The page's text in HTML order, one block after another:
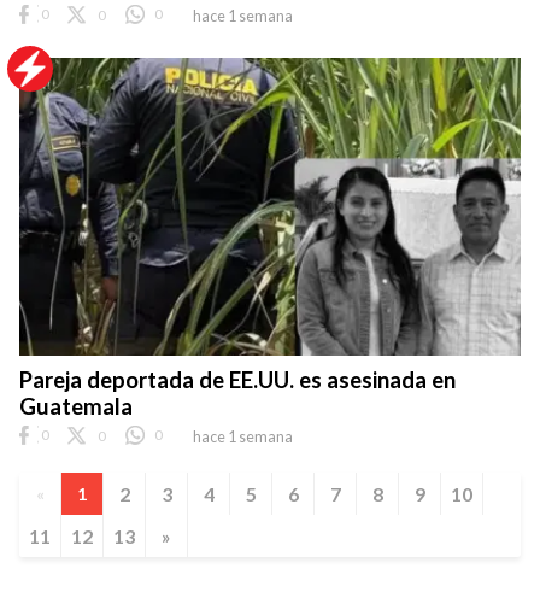
0 0 0 hace 1 semana
Pareja deportada de EE.UU. es asesinada en
Guatemala
0 0 0 hace 1 semana
« 1 2 3 4 5 6 7 8 9
10
11
12 13 »